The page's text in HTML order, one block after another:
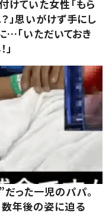
けていた女性「もら
」思いがけず手にし
…「いただいておき
った一児のパパ。
年後の姿に迫る